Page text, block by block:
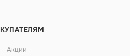
Акции